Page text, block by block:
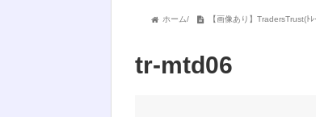
ホーム/ 【画像あり】TradersTrust(ﾄ
tr-mtd06